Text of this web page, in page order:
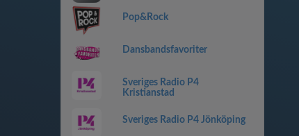
Pop&Rock
Dansbandsfavoriter
Sveriges Radio P4
Kristianstad
Sveriges Radio P4 Jönköping